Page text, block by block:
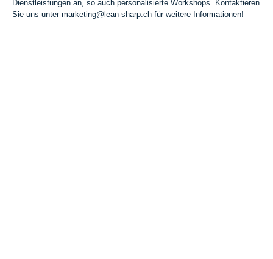
Dienstleistungen an, so auch personalisierte Workshops. Kontaktieren
Sie uns unter marketing@lean-sharp.ch für weitere Informationen!